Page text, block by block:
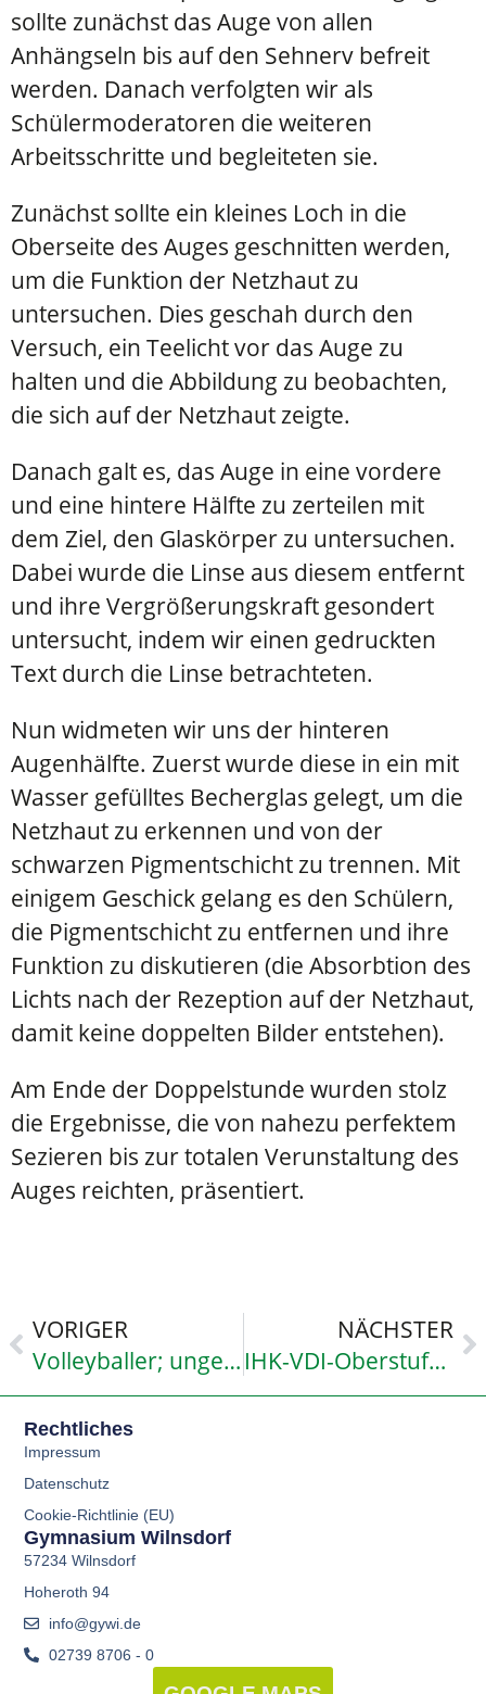
sollte zunächst das Auge von allen
Anhängseln bis auf den Sehnerv befreit
werden. Danach verfolgten wir als
Schülermoderatoren die weiteren
Arbeitsschritte und begleiteten sie.
Zunächst sollte ein kleines Loch in die
Oberseite des Auges geschnitten werden,
um die Funktion der Netzhaut zu
untersuchen. Dies geschah durch den
Versuch, ein Teelicht vor das Auge zu
halten und die Abbildung zu beobachten,
die sich auf der Netzhaut zeigte.
Danach galt es, das Auge in eine vordere
und eine hintere Hälfte zu zerteilen mit
dem Ziel, den Glaskörper zu untersuchen.
Dabei wurde die Linse aus diesem entfernt
und ihre Vergrößerungskraft gesondert
untersucht, indem wir einen gedruckten
Text durch die Linse betrachteten.
Nun widmeten wir uns der hinteren
Augenhälfte. Zuerst wurde diese in ein mit
Wasser gefülltes Becherglas gelegt, um die
Netzhaut zu erkennen und von der
schwarzen Pigmentschicht zu trennen. Mit
einigem Geschick gelang es den Schülern,
die Pigmentschicht zu entfernen und ihre
Funktion zu diskutieren (die Absorbtion des
Lichts nach der Rezeption auf der Netzhaut,
damit keine doppelten Bilder entstehen).
Am Ende der Doppelstunde wurden stolz
die Ergebnisse, die von nahezu perfektem
Sezieren bis zur totalen Verunstaltung des
Auges reichten, präsentiert.
VORIGER
Volleyballer; ungeschlagen zu L-Meisterschaften
NÄCHSTER
IHK-VDI-Oberstufenpreis: Preise für FA in BIO/PH
Rechtliches
Impressum
Datenschutz
Cookie-Richtlinie (EU)
Gymnasium Wilnsdorf
57234 Wilnsdorf
Hoheroth 94
info@gywi.de
02739 8706 - 0